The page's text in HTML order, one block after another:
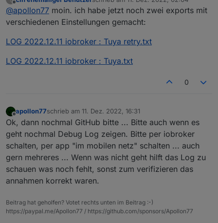
Offline zuletzt editiert von
@apollon77 moin. ich habe jetzt noch zwei exports mit
verschiedenen Einstellungen gemacht:
LOG 2022.12.11 iobroker : Tuya retry.txt
LOG 2022.12.11 iobroker : Tuya.txt
0
Offline
apollon77schrieb am 11. Dez. 2022, 16:31
zuletzt editiert von
Ok, dann nochmal GitHub bitte ... Bitte auch wenn es
geht nochmal Debug Log zeigen. Bitte per iobroker
schalten, per app "im mobilen netz" schalten ... auch
gern mehreres ... Wenn was nicht geht hilft das Log zu
schauen was noch fehlt, sonst zum verifizieren das
annahmen korrekt waren.
Beitrag hat geholfen? Votet rechts unten im Beitrag :-)
https://paypal.me/Apollon77 / https://github.com/sponsors/Apollon77